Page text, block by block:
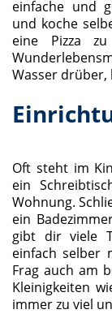
einfache und
und koche
eine Pizza
Wasser drüber,
Oft steht im
ein
Wohnung.
ein
gibt dir viele
einfach selber
Frag auch am
Kleinigkeiten
immer zu viel